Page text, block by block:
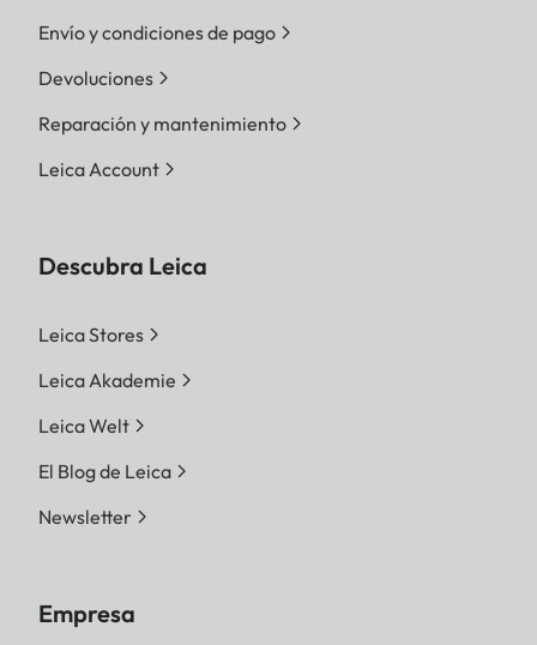
Envío y condiciones de pago
Devoluciones
Reparación y mantenimiento
Leica Account
Descubra Leica
Leica Stores
Leica Akademie
Leica Welt
El Blog de Leica
Newsletter
Empresa